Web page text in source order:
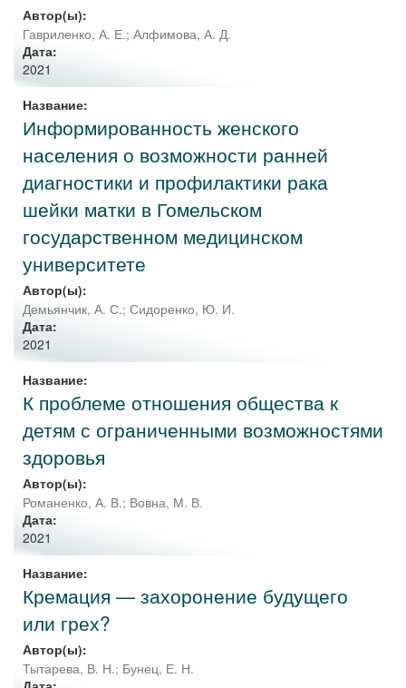
Автор(ы):
Гавриленко, А. Е.; Алфимова, А. Д.
Дата:
2021
Название:
Информированность женского
населения о возможности ранней
диагностики и профилактики рака
шейки матки в Гомельском
государственном медицинском
университете
Автор(ы):
Демьянчик, А. С.; Сидоренко, Ю. И.
Дата:
2021
Название:
К проблеме отношения общества к
детям с ограниченными возможностями
здоровья
Автор(ы):
Романенко, А. В.; Вовна, М. В.
Дата:
2021
Название:
Кремация — захоронение будущего
или грех?
Автор(ы):
Тытарева, В. Н.; Бунец, Е. Н.